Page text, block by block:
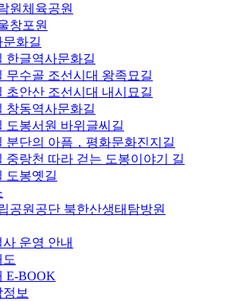
원체육공원
창포원
문화길
한글역사문화길
무수골 조선시대 왕족묘길
초안산 조선시대 내시묘길
창동역사문화길
도봉서원 바위글씨길
분단의 아픔，평화문화진지길
중랑천 따라 걷는 도봉이야기 길
도봉옛길
공원공단 북한산생태탐방원
운영 안내
E-BOOK
보